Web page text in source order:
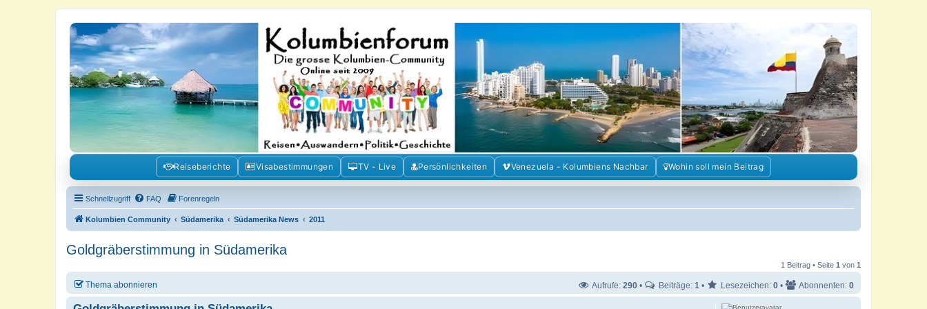
Kolumbienforum - Das grosse Forum der Freunde Kolumbiens
Reisen, Auswandern, Kultur, Politik, Geschichte und Visum in Kolumbien und Venezuela. Austausch, Erfahrungen und Gemeinschaft im Kolumbienforum
Reiseberichte Visabestimmungen TV - Live Persönlichkeiten Venezuela - Kolumbiens Nachbar Wohin soll mein Beitrag
Schnellzugriff FAQ Forenregeln
Kolumbien Community Südamerika Südamerika News 2011
Goldgräberstimmung in Südamerika
1 Beitrag • Seite 1 von 1
Thema abonnieren Aufrufe: 290 • Beiträge: 1 • Lesezeichen: 0 • Abonnenten: 0